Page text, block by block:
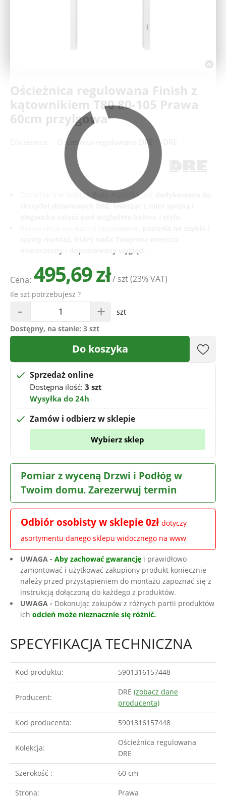
Ościeżnica regulowana Finish z
kątownikiem T80 80-105 Prawa
60cm przylgowa
Ościeżnica regulowana DRE
Ościeżnica w kolorze Biała Alpejska jest
skrzydeł drzwiowych DRE, tworząc z nimi spójną i
Cena: 495,69 zł/ szt(23% VAT)
Ile szt potrzebujesz ?
- +
szt
Dostępny, na stanie: 3 szt
Do koszyka
Sprzedaż online
Dostępna ilość: 3 szt
Wysyłka do 24h
Zamów i odbierz w sklepie
Wybierz sklep
Pomiar z wyceną Drzwi i Podłóg w
Twoim domu. Zarezerwuj termin
Odbiór osobisty w sklepie 0zł dotyczy
asortymentu danego sklepu widocznego na www
UWAGA - Aby zachować gwarancję i prawidłowo
zamontować i użytkować zakupiony produkt koniecznie
należy przed przystąpieniem do montażu zapoznać się z
instrukcją dołączoną do każdego z produktów.
UWAGA - Dokonując zakupów z różnych partii produktów
ich odcień może nieznacznie się różnić.
SPECYFIKACJA TECHNICZNA
Kod produktu: 5901316157448
Producent:
DRE (zobacz dane
producenta)
Kod producenta: 5901316157448
Kolekcja:
Ościeżnica regulowana
DRE
Szerokość : 60 cm
Strona: Prawa